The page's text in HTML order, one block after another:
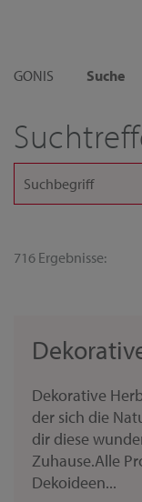
GONIS
Suche
716 Ergebnisse:
Dekorative
der sich die
dir diese
Zuhause.Alle
Dekoideen...